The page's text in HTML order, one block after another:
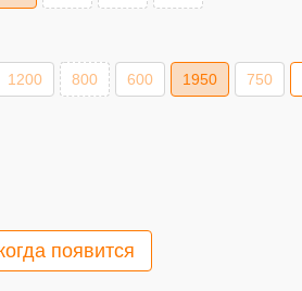
1200 800 600 1950 750
появится